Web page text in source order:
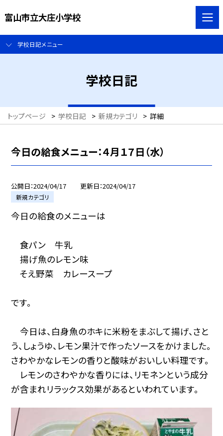
富山市立大庄小学校
学校日記メニュー
学校日記
トップページ > 学校日記 > 新規カテゴリ > 詳細
今日の給食メニュー：４月１７日（水）
公開日 2024/04/17 更新日 2024/04/17
新規カテゴリ
今日の給食のメニューは
食パン 牛乳
揚げ魚のレモン味
そえ野菜 カレースープ
です。
今日は、白身魚のホキに米粉をまぶして揚げ、さと
う、しょうゆ、レモン果汁で作ったソースをかけました。
さわやかなレモンの香りと酸味がおいしい料理です。
レモンのさわやかな香りには、リモネンという成分
が含まれリラックス効果があるといわれています。